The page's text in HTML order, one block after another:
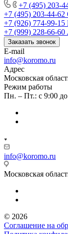
+7 (495) 203-
+7 (495) 203-44-62
+7 (926) 774-99-15
+7 (999) 228-66-60
Заказать звонок
E-mail
info@koromo.ru
Адрес
Московская
Режим работы
Пн. – Пт.: с 9:00
info@koromo.ru
Московская
© 2026
Соглашение на